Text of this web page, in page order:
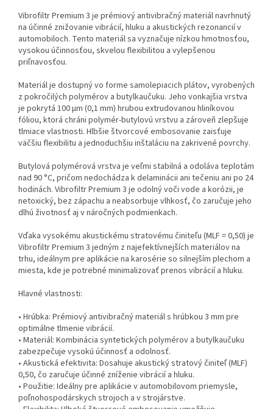
Vibrofiltr Premium 3 je prémiový antivibračný materiál navrhnutý
na účinné znižovanie vibrácií, hluku a akustických rezonancií v
automobiloch. Tento materiál sa vyznačuje nízkou hmotnosťou,
vysokou účinnosťou, skvelou flexibilitou a vylepšenou
priľnavosťou.
Materiál je dostupný vo forme samolepiacich plátov, vyrobených
z pokročilých polymérov a butylkaučuku. Jeho vonkajšia vrstva
je pokrytá 100 µm (0,1 mm) hrubou extrudovanou hliníkovou
fóliou, ktorá chráni polymér-butylovú vrstvu a zároveň zlepšuje
tlmiace vlastnosti. Hlbšie štvorcové embosovanie zaisťuje
väčšiu flexibilitu a jednoduchšiu inštaláciu na zakrivené povrchy.
Butylová polymérová vrstva je veľmi stabilná a odoláva teplotám
nad 90 °C, pričom nedochádza k delaminácii ani tečeniu ani po 24
hodinách. Vibrofiltr Premium 3 je odolný voči vode a korózii, je
netoxický, bez zápachu a neabsorbuje vlhkosť, čo zaručuje jeho
dlhú životnosť aj v náročných podmienkach.
Vďaka vysokému akustickému stratovému činiteľu (MLF = 0,50) je
Vibrofiltr Premium 3 jedným z najefektívnejších materiálov na
trhu, ideálnym pre aplikácie na karosérie so silnejším plechom a
miesta, kde je potrebné minimalizovať prenos vibrácií a hluku.
Hlavné vlastnosti:
• Hrúbka: Prémiový antivibračný materiál s hrúbkou 3 mm pre
optimálne tlmenie vibrácií.
• Materiál: Kombinácia syntetických polymérov a butylkaučuku
zabezpečuje vysokú účinnosť a odolnosť.
• Akustická efektivita: Dosahuje akustický stratový činiteľ (MLF)
0,50, čo zaručuje účinné zníženie vibrácií a hluku.
• Použitie: Ideálny pre aplikácie v automobilovom priemysle,
poľnohospodárskych strojoch a v strojárstve.